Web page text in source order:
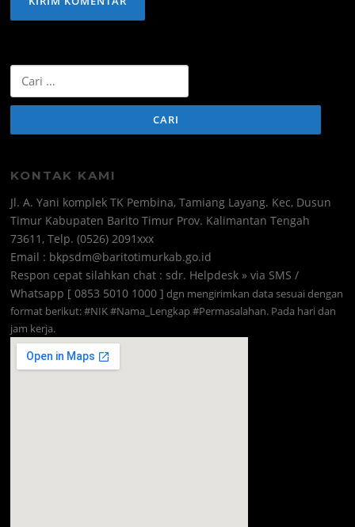
untuk:
KONTAK KAMI
Jl. A. Yani komplek TK Pembina, Tamiang Layang. Kec, Dusun
Timur Kabupaten Barito Timur Prov. Kalimantan Tengah
73611, Telp. (0526) 2091xxx
Email : bkpsdm@baritotimurkab.go.id
Respon cepat silahkan chat : sdr. Helpdesk » via SMS /
Whatsapp [ 0853 5010 1000 ] dgn mengirimkan data sesuai dengan
format berikut: #NIK #Nama_Lengkap #Permasalahan. Pada hari dan
jam kerja.